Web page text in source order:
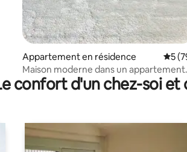
Appartement en résidence
5
Maison moderne dans un appartement
avec lieu de travail
confort d'un chez-soi et